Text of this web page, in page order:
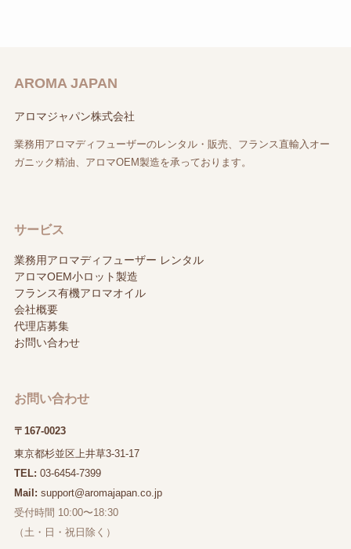
AROMA JAPAN
アロマジャパン株式会社
業務用アロマディフューザーのレンタル・販売、フランス直輸入オー
ガニック精油、アロマOEM製造を承っております。
サービス
業務用アロマディフューザー レンタル
アロマOEM小ロット製造
フランス有機アロマオイル
会社概要
代理店募集
お問い合わせ
お問い合わせ
〒167-0023
東京都杉並区上井草3-31-17
TEL: 03-6454-7399
Mail: support@aromajapan.co.jp
受付時間 10:00〜18:30
（土・日・祝日除く）